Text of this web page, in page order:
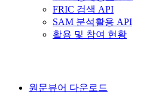
FRIC 검색 API
SAM 분석활용 API
활용 및 참여 현황
원문뷰어 다운로드